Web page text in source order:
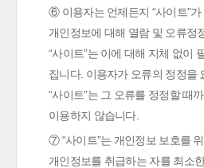
⑥ 이용자는 언제든지 “사이트”
개인정보에 대해 열람 및 오류정
“사이트”는 이에 대해 지체 없이
집니다. 이용자가 오류의 정정을
“사이트”는 그 오류를 정정할 때
이용하지 않습니다.
⑦ “사이트”는 개인정보 보호를
개인정보를 취급하는 자를 최소